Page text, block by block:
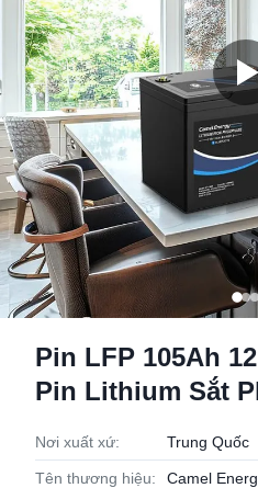
Pin LFP 105Ah
Pin Lithium Sắt
Nơi xuất xứ: Trung Quốc
Tên thương hiệu: Camel